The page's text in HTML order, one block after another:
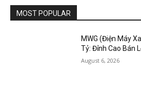
MOST POPULAR
MWG (Điện Máy
Tỷ: Đỉnh Cao Bán
August 6, 2026